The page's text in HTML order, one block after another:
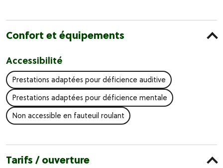
Confort et équipements
Accessibilité
Prestations adaptées pour déficience auditive
Prestations adaptées pour déficience mentale
Non accessible en fauteuil roulant
Tarifs / ouverture